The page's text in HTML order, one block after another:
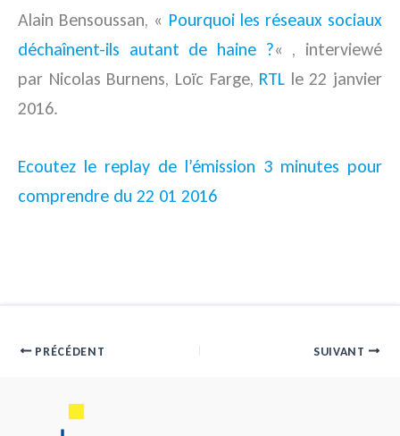
Alain Bensoussan, « Pourquoi les réseaux sociaux
déchaînent-ils autant de haine ?« , interviewé
par Nicolas Burnens, Loïc Farge, RTL le 22 janvier
2016.
Ecoutez le replay de l’émission 3 minutes pour
comprendre du 22 01 2016
PRÉCÉDENT SUIVANT